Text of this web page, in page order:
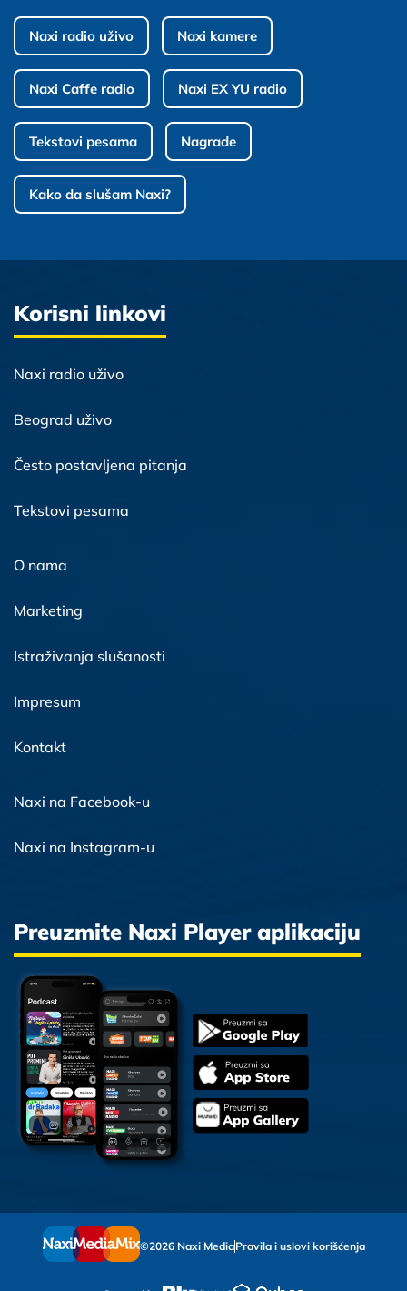
Naxi radio uživo Naxi kamere
Naxi Caffe radio Naxi EX YU radio
Tekstovi pesama Nagrade
Kako da slušam Naxi?
Korisni linkovi
Naxi radio uživo
Beograd uživo
Često postavljena pitanja
Tekstovi pesama
O nama
Marketing
Istraživanja slušanosti
Impresum
Kontakt
Naxi na Facebook-u
Naxi na Instagram-u
Preuzmite Naxi Player aplikaciju
©2026 Naxi MediaPravila i uslovi korišćenja